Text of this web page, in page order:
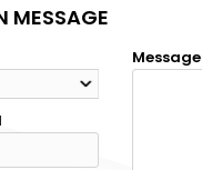
MESSAGE
Message